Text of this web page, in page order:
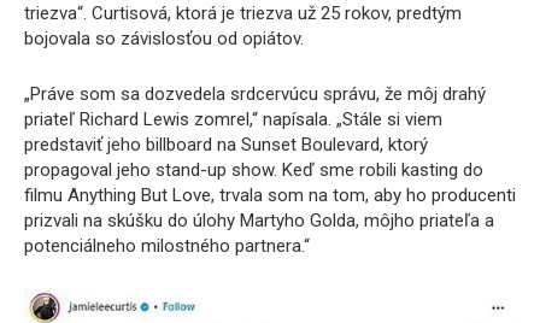
triezva“. Curtisová, ktorá je triezva už 25 rokov, predtým
bojovala so závislosťou od opiátov.
„Práve som sa dozvedela srdcervúcu správu, že môj drahý
priateľ Richard Lewis zomrel,“ napísala. „Stále si viem
predstaviť jeho billboard na Sunset Boulevard, ktorý
propagoval jeho stand-up show. Keď sme robili kasting do
filmu Anything But Love, trvala som na tom, aby ho producenti
prizvali na skúšku do úlohy Martyho Golda, môjho priateľa a
potenciálneho milostného partnera.“